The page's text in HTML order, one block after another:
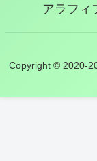
アラフィ
Copyright © 2020-